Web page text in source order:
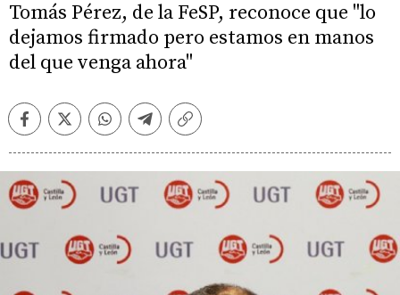
Tomás Pérez, de la FeSP, reconoce que "lo
dejamos firmado pero estamos en manos
del que venga ahora"
FacebookTwitterWhatsappTelegramCopiar